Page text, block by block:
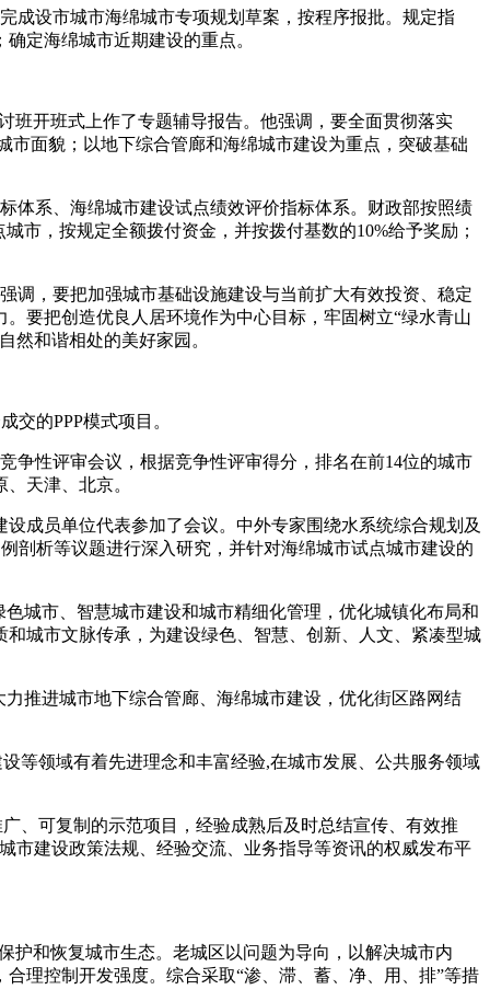
成设市城市海绵城市专项规划草案，按程序报批。规定指
定海绵城市近期建设的重点。
班开班式上作了专题辅导报告。他强调，要全面贯彻落实
面貌；以地下综合管廊和海绵城市建设为重点，突破基础
体系、海绵城市建设试点绩效评价指标体系。财政部按照绩
市，按规定全额拨付资金，并按拨付基数的10%给予奖励；
调，要把加强城市基础设施建设与当前扩大有效投资、稳定
要把创造优良人居环境作为中心目标，牢固树立“绿水青山
然和谐相处的美好家园。
的PPP模式项目。
争性评审会议，根据竞争性评审得分，排名在前14位的城市
天津、北京。
成员单位代表参加了会议。中外专家围绕水系统综合规划及
剖析等议题进行深入研究，并针对海绵城市试点城市建设的
城市、智慧城市建设和城市精细化管理，优化城镇化布局和
城市文脉传承，为建设绿色、智慧、创新、人文、紧凑型城
推进城市地下综合管廊、海绵城市建设，优化街区路网结
等领域有着先进理念和丰富经验,在城市发展、公共服务领域
、可复制的示范项目，经验成熟后及时总结宣传、有效推
市建设政策法规、经验交流、业务指导等资讯的权威发布平
护和恢复城市生态。老城区以问题为导向，以解决城市内
理控制开发强度。综合采取“渗、滞、蓄、净、用、排”等措